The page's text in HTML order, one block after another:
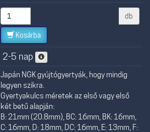
db
Kosárba
2-5 nap
Japán NGK gyújtógyertyák, hogy mindig
legyen szikra.
Gyertyakulcs méretek az első vagy első
két betű alapján:
B: 21mm (20.8mm), BC: 16mm, BK: 16mm,
C: 16mm, D: 18mm, DC: 16mm, E: 13mm, F: